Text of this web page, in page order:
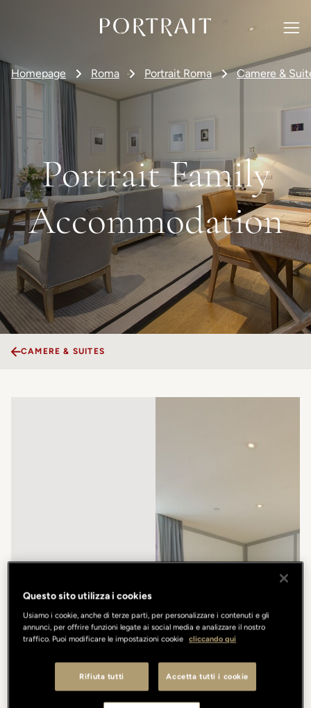
Homepage Roma Portrait Roma Camere &
Portrait Family
Accommodation
CAMERE & SUITES
Questo sito utilizza i cookies
Usiamo i cookie, anche di terze parti, per personalizzare i contenuti e gli
annunci, per offrire funzioni legate ai social media e analizzare il nostro
traffico. Puoi modificare le impostazioni cookie cliccando qui
Rifiuta tutti Accetta tutti i cookie